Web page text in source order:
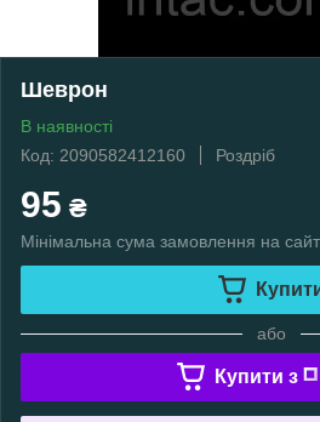
Шеврон
В наявності
Код: 2090582412160
Роздріб
95 ₴
Мінімальна сума замовлення на
або
Купити з